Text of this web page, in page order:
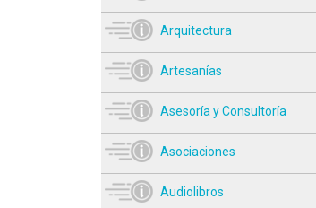
Arquitectura
Artesanías
Asesoría y Consultoría
Asociaciones
Audiolibros